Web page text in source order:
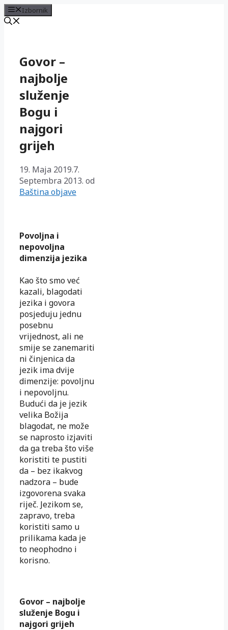
Izbornik
sadržajGovor –
najbolje
služenje
Bogu i
najgori
grijeh
19. Maja 2019.7.
Septembra 2013. od
Baština objave
Povoljna i
nepovoljna
dimenzija jezika
Kao što smo već
kazali, blagodati
jezika i govora
posjeduju jednu
posebnu
vrijednost, ali ne
smije se zanemariti
ni činjenica da
jezik ima dvije
dimenzije: povoljnu
i nepovoljnu.
Budući da je jezik
velika Božija
blagodat, ne može
se naprosto izjaviti
da ga treba što više
koristiti te pustiti
da – bez ikakvog
nadzora – bude
izgovorena svaka
riječ. Jezikom se,
zapravo, treba
koristiti samo u
prilikama kada je
to neophodno i
korisno.
Govor – najbolje
služenje Bogu i
najgori grijeh